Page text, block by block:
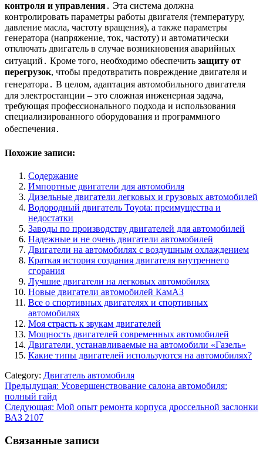
контроля и управления․ Эта система должна
контролировать параметры работы двигателя (температуру,
давление масла, частоту вращения), а также параметры
генератора (напряжение, ток, частоту) и автоматически
отключать двигатель в случае возникновения аварийных
ситуаций․ Кроме того, необходимо обеспечить защиту от
перегрузок, чтобы предотвратить повреждение двигателя и
генератора․ В целом, адаптация автомобильного двигателя
для электростанции – это сложная инженерная задача,
требующая профессионального подхода и использования
специализированного оборудования и программного
обеспечения․
Похожие записи:
Содержание
Импортные двигатели для автомобиля
Дизельные двигатели легковых и грузовых автомобилей
Водородный двигатель Toyota: преимущества и
недостатки
Заводы по производству двигателей для автомобилей
Надежные и не очень двигатели автомобилей
Двигатели на автомобилях с воздушным охлаждением
Краткая история создания двигателя внутреннего
сгорания
Лучшие двигатели на легковых автомобилях
Новые двигатели автомобилей КамАЗ
Все о спортивных двигателях и спортивных
автомобилях
Моя страсть к звукам двигателей
Мощность двигателей современных автомобилей
Двигатели, устанавливаемые на автомобили «Газель»
Какие типы двигателей используются на автомобилях?
Category: Двигатель автомобиля
Навигация
по
записям
Предыдущая: Усовершенствование салона автомобиля:
полный гайд
Следующая: Мой опыт ремонта корпуса дроссельной заслонки
ВАЗ 2107
Связанные записи